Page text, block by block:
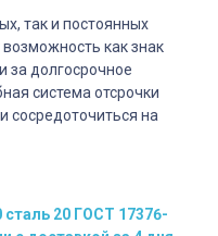
так и постоянных
как знак
за долгосрочное
система отсрочки
сосредоточиться на
сталь 20 ГОСТ 17376-